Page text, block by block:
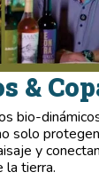
&
bio-
solo
y
la tierra.